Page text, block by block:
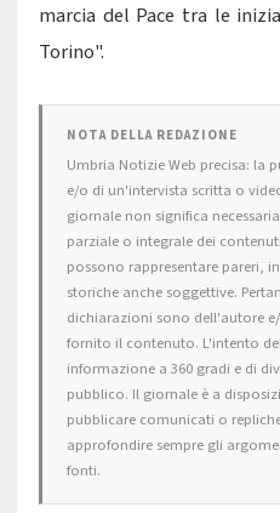
marcia del Pace tra le
Torino".
NOTA DELLA REDAZIONE
Umbria Notizie Web precisa: la
e/o di un'intervista scritta o
giornale non significa
parziale o integrale dei
possono rappresentare pareri,
storiche anche soggettive.
dichiarazioni sono dell'autore
fornito il contenuto. L'intento
informazione a 360 gradi e di
pubblico. Il giornale è a
pubblicare comunicati o
approfondire sempre gli
fonti.